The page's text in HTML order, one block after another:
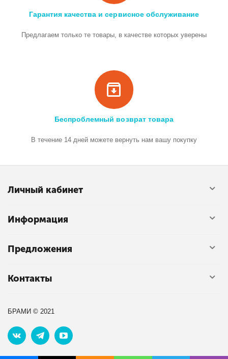
Гарантия качества и сервисное обслуживание
Предлагаем только те товары, в качестве которых уверены
Беспроблемный возврат товара
В течение 14 дней можете вернуть нам вашу покупку
Личный кабинет
Информация
Предложения
Контакты
БРАМИ © 2021